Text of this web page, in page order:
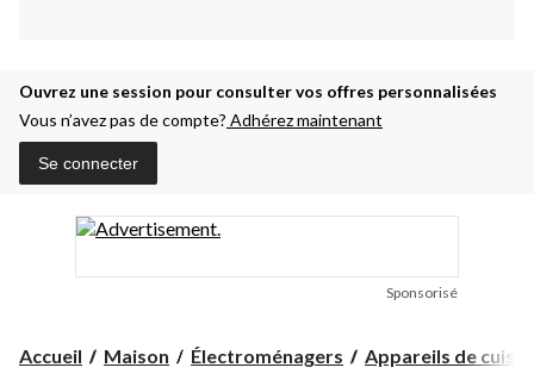
Ouvrez une session pour consulter vos offres personnalisées
Vous n’avez pas de compte? Adhérez maintenant
Se connecter
Sponsorisé
Accueil Maison Électroménagers Appareils de